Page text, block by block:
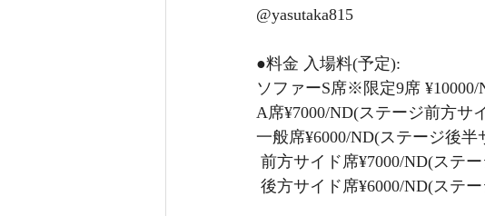
@yasutaka815
●料金 入場料(予定):
ソファーS席※限定9席
A席¥7000/ND(ステージ前方サ
一般席¥6000/ND(ステージ後半
前方サイド席¥7000/ND(ステ
後方サイド席¥6000/ND(ステ